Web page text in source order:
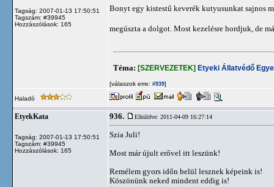
Tagság: 2007-01-13 17:50:51
Tagszám: #39945
Hozzászólások: 165
Bonyt egy kistestű keverék kutyusunkat sajnos
megúszta a dolgot. Most kezelésre hordjuk, de
Téma: [SZERVEZETEK] Etyeki Állatvédő
[válaszok erre: #939]
Haladó
EtyekKata
Tagság: 2007-01-13 17:50:51
Tagszám: #39945
Hozzászólások: 165
936. Elküldve: 2011-04-09 16:27:14
Szia Juli!
Most már újult erővel itt leszünk!
Remélem gyors időn belül lesznek képeink is!
Köszönünk neked mindent eddig is!